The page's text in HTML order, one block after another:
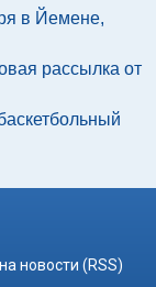
в Йемене,
рассылка от
новости (RSS)